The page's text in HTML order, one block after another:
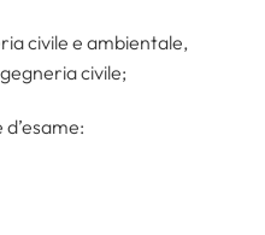
civile e ambientale,
civile;